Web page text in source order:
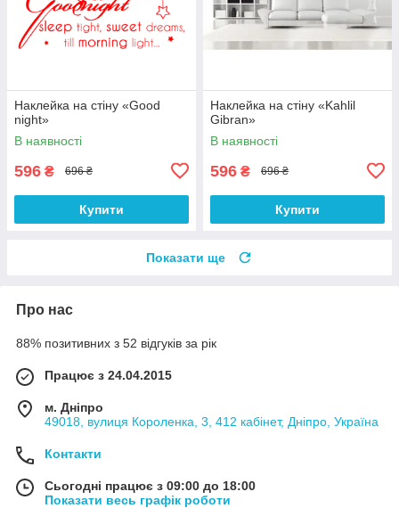
Наклейка на стіну «Good
night»
В наявності
596 ₴ 696 ₴
Купити
Наклейка на стіну «Kahlil
Gibran»
В наявності
596 ₴ 696 ₴
Купити
Показати ще
Про нас
88% позитивних з 52 відгуків за рік
Працює з 24.04.2015
м. Дніпро
49018, вулиця Короленка, 3, 412 кабінет, Дніпро, Україна
Контакти
Сьогодні працює з 09:00 до 18:00
Показати весь графік роботи